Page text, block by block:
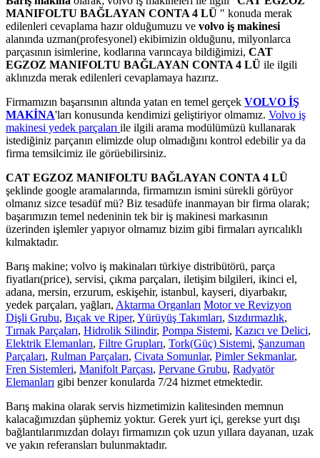
MANIFOLTU BAĞLAYAN CONTA 4 LÜ " konuda merak
edilenleri cevaplama hazır olduğumuzu ve volvo iş makinesi
alanında uzman(profesyonel) ekibimizin olduğunu, milyonlarca
parçasının isimlerine, kodlarına varıncaya bildiğimizi, CAT
EGZOZ MANIFOLTU BAĞLAYAN CONTA 4 LÜ ile ilgili
aklınızda merak edilenleri cevaplamaya hazırız.
Firmamızın başarısının altında yatan en temel gerçek VOLVO İŞ
MAKİNA'ları konusunda kendimizi geliştiriyor olmamız. Volvo iş
makinesi yedek parçaları ile ilgili arama modülümüzü kullanarak
istediğiniz parçanın elimizde olup olmadığını kontrol edebilir ya da
firma temsilcimiz ile görüebilirsiniz.
CAT EGZOZ MANIFOLTU BAĞLAYAN CONTA 4 LÜ
şeklinde google aramalarında, firmamızın ismini sürekli görüyor
olmanız sizce tesadüf mü? Biz tesadüfe inanmayan bir firma olarak;
başarımızın temel nedeninin tek bir iş makinesi markasının
üzerinden işlemler yapıyor olmamız bizim gibi firmaları ayrıcalıklı
kılmaktadır.
Barış makine; volvo iş makinaları türkiye distribütörü, parça
fiyatları(price), servisi, çıkma parçaları, iletişim bilgileri, ikinci el,
adana, mersin, erzurum, eskişehir, istanbul, kayseri, diyarbakır,
yedek parçaları, yağları, Aktarma Organları Motor ve Revizyon
Dişli Grubu, Bıçak ve Riper, Yürüyüş Takımları, Sızdırmazlık,
Tırnak Parçaları, Hidrolik Silindir, Pompa Sistemi, Kazıcı ve Delici,
Elektrik Elemanları, Filtre Grupları, Tork(Güç) Sistemi, Şanzuman
Parçaları, Rulman Parçaları, Civata Somunlar, Pimler Sekmanlar,
Fren Sistemleri, Manifolt Parçası, Pervane Grubu, Radyatör
Elemanları gibi benzer konularda 7/24 hizmet etmektedir.
Barış makina olarak servis hizmetimizin kalitesinden memnun
kalacağımızdan şüphemiz yoktur. Gerek yurt içi, gerekse yurt dışı
bağlantılarımızdan dolayı firmamızın çok uzun yıllara dayanan, uzak
ve yakın referansları bulunmaktadır.